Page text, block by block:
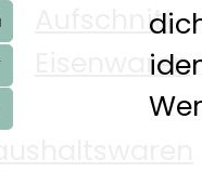
Aufschnitt
Eisenwaren